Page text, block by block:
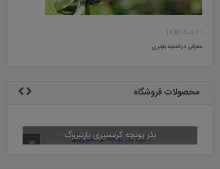
11 خرداد 1400
معرفی درختچه بلوبری
محصولات فروشگاه
بذر یونجه گرمسیری بارنبروگ